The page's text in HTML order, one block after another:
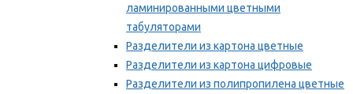
ламинированными цветными
табуляторами
Разделители из картона цветные
Разделители из картона цифровые
Разделители из полипропилена цветные